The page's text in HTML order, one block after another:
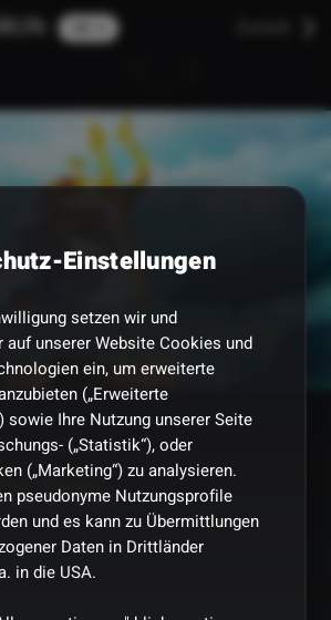
ENG
ENG
Einstellungen
setzen wir und
auf unserer Website Cookies und
ein, um erweiterte
(„Erweiterte
sowie Ihre Nutzung unserer Seite
(„Statistik“), oder
(„Marketing“) zu analysieren.
pseudonyme Nutzungsprofile
und es kann zu Übermittlungen
Daten in Drittländer
in die USA.